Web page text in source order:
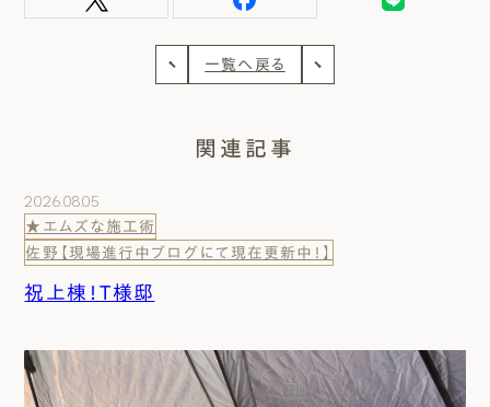
一覧へ戻る
関連記事
2026.08.05
★エムズな施工術
佐野【現場進行中ブログにて現在更新中！】
祝上棟！T様邸